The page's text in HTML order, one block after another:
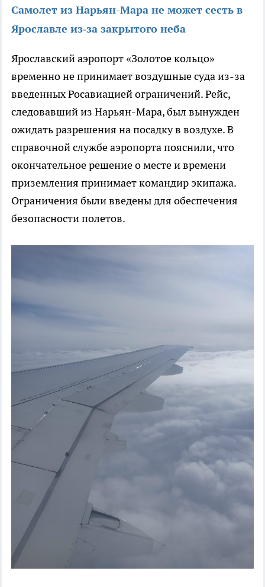
Самолет из Нарьян-Мара не может сесть в
Ярославле из‑за закрытого неба
Ярославский аэропорт «Золотое кольцо»
временно не принимает воздушные суда из-за
введенных Росавиацией ограничений. Рейс,
следовавший из Нарьян-Мара, был вынужден
ожидать разрешения на посадку в воздухе. В
справочной службе аэропорта пояснили, что
окончательное решение о месте и времени
приземления принимает командир экипажа.
Ограничения были введены для обеспечения
безопасности полетов.